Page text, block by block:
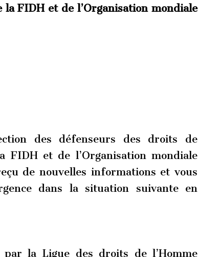
FIDH et de l’Organisation mondiale
des défenseurs des droits de
FIDH et de l’Organisation mondiale
de nouvelles informations et vous
dans la situation suivante en
la Ligue des droits de l’Homme